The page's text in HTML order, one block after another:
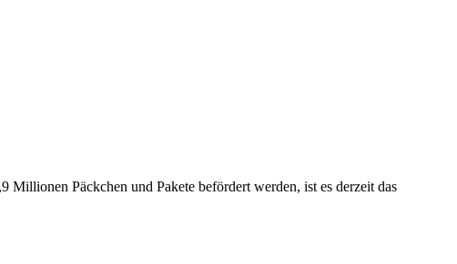
Millionen Päckchen und Pakete befördert werden, ist es derzeit das